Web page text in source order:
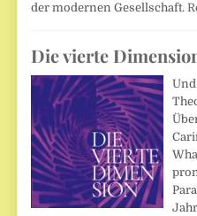
der modernen Gesellschaft.
Die vierte